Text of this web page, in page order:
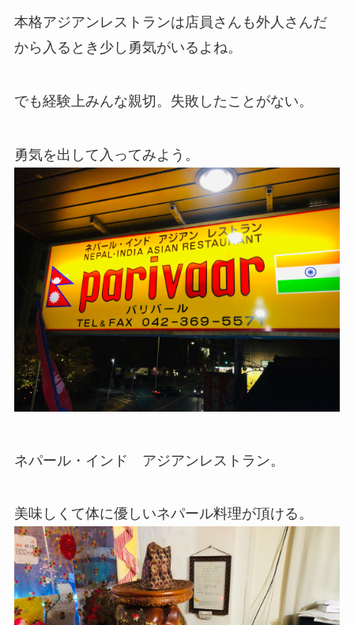
本格アジアンレストランは店員さんも外人さんだ
から入るとき少し勇気がいるよね。
でも経験上みんな親切。失敗したことがない。
勇気を出して入ってみよう。
ネパール・インド アジアンレストラン。
美味しくて体に優しいネパール料理が頂ける。